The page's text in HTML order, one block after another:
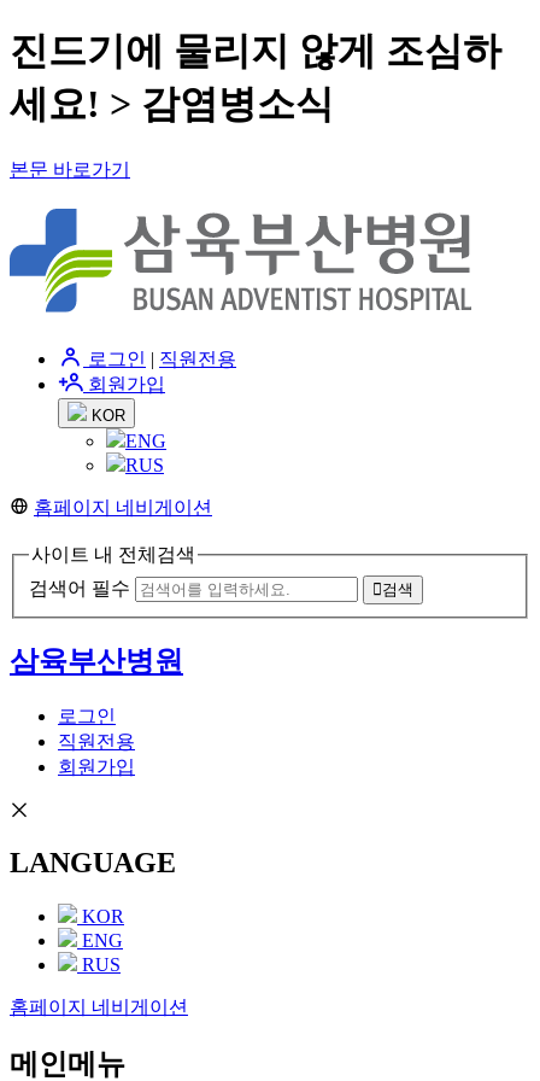
진드기에 물리지 않게 조심하
세요! > 감염병소식
본문 바로가기
로그인 | 직원전용
회원가입
KOR
ENG
RUS
홈페이지 네비게이션
사이트 내 전체검색
검색어 필수
검색
삼육부산병원
로그인
직원전용
회원가입
LANGUAGE
KOR
ENG
RUS
홈페이지 네비게이션
메인메뉴